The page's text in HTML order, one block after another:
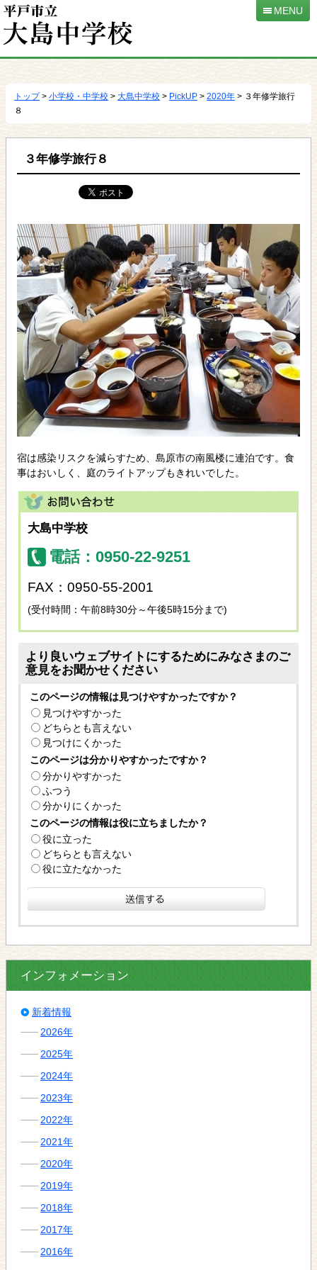
動
MENU
トップ> 小学校・中学校 > 大島中学校 > PickUP > 2020年 > ３年修学旅行
８
３年修学旅行８
宿は感染リスクを減らすため、島原市の南風楼に連泊です。食
事はおいしく、庭のライトアップもきれいでした。
大島中学校
電話：0950-22-9251
FAX：0950-55-2001
(受付時間：午前8時30分～午後5時15分まで)
より良いウェブサイトにするためにみなさまのご
意見をお聞かせください
このページの情報は見つけやすかったですか？
見つけやすかった
どちらとも言えない
見つけにくかった
このページは分かりやすかったですか？
分かりやすかった
ふつう
分かりにくかった
このページの情報は役に立ちましたか？
役に立った
どちらとも言えない
役に立たなかった
インフォメーション
新着情報
2026年
2025年
2024年
2023年
2022年
2021年
2020年
2019年
2018年
2017年
2016年